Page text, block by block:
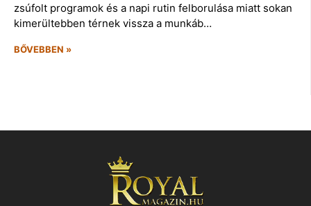
zsúfolt programok és a napi rutin felborulása miatt sokan
kimerültebben térnek vissza a munkáb…
BŐVEBBEN »